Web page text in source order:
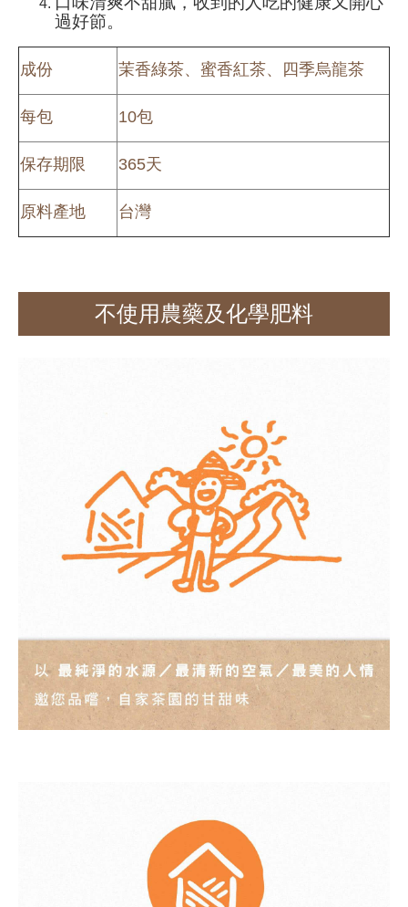
過好節。
成份 茉香綠茶、蜜香紅茶、四季烏龍茶
每包 10包
保存期限 365天
原料產地 台灣
不使用農藥及化學肥料